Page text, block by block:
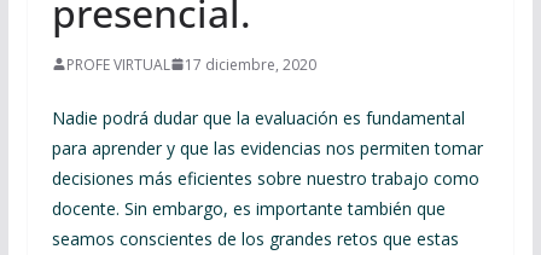
presencial.
PROFE VIRTUAL 17 diciembre, 2020
Nadie podrá dudar que la evaluación es fundamental
para aprender y que las evidencias nos permiten tomar
decisiones más eficientes sobre nuestro trabajo como
docente. Sin embargo, es importante también que
seamos conscientes de los grandes retos que estas